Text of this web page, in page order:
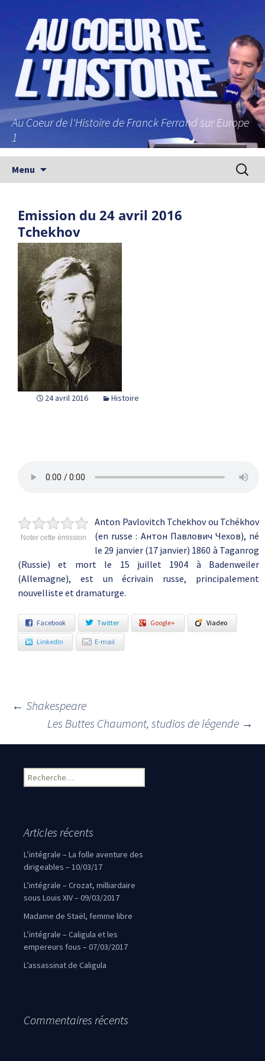
Au Coeur de l'Histoire de Franck Ferrand sur Europe
1
Menu
Emission du 24 avril 2016
Tchekhov
24 avril 2016 Histoire
Noter cette émission
Anton Pavlovitch Tchekhov ou Tchékhov
(en russe : Антон Павлович Чехов), né
le 29 janvier (17 janvier) 1860 à Taganrog
(Russie) et mort le 15 juillet 1904 à Badenweiler
(Allemagne), est un écrivain russe, principalement
nouvelliste et dramaturge.
Facebook Twitter Google+ Viadeo
LinkedIn E-mail
Navigation des articles
← Shakespeare
Les Buttes Chaumont, studios de légende →
Rechercher :
Articles récents
L’intégrale – La folle aventure des
dirigeables – 10/03/17
L’intégrale – Crozat, milliardaire
sous Louis XIV – 09/03/2017
Madame de Staël, femme libre
L’intégrale – Caligula et les
empereurs fous – 07/03/2017
L’assassinat de Caligula
Commentaires récents